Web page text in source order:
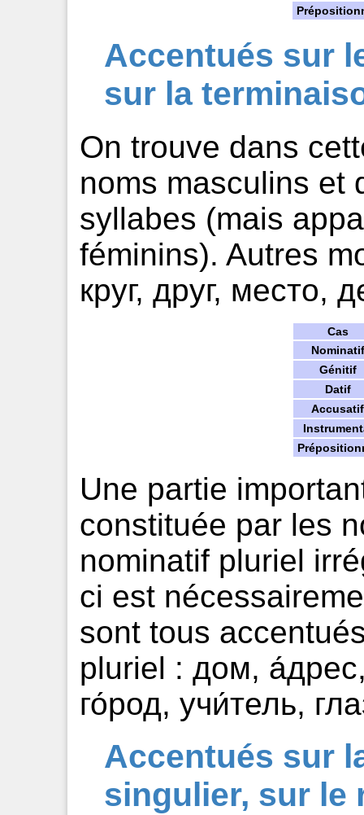
Accentués sur
sur la
On trouve dans
noms masculins et
syllabes (mais
féminins). Autres
круг, друг, место,
Cas
Nominatif
Génitif
Datif
Accusatif
Une partie
constituée par les
nominatif pluriel
ci est
sont tous
pluriel : дом,
го́род, учи́тель,
Accentués sur
singulier, sur le